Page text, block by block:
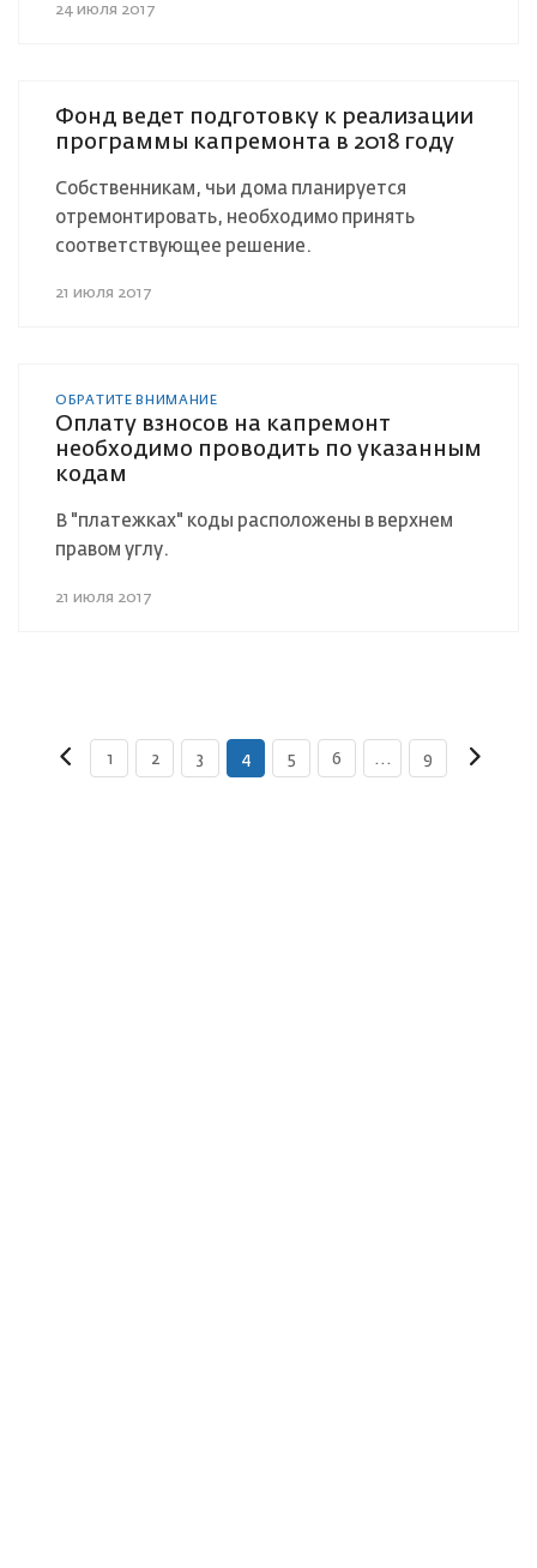
24 июля 2017
Фонд ведет подготовку к реализации
программы капремонта в 2018 году
Собственникам, чьи дома планируется
отремонтировать, необходимо принять
соответствующее решение.
21 июля 2017
ОБРАТИТЕ ВНИМАНИЕ
Оплату взносов на капремонт
необходимо проводить по указанным
кодам
В "платежках" коды расположены в верхнем
правом углу.
21 июля 2017
1 2 3 4 5 6 ... 9